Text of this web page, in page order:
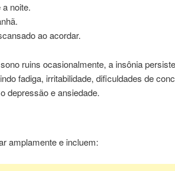
noite.
ao acordar.
ruins ocasionalmente, a insônia
fadiga, irritabilidade, dificuldades de
depressão e ansiedade.
amplamente e incluem: